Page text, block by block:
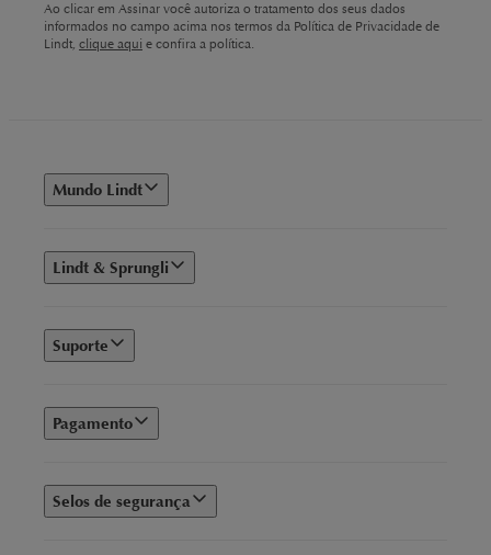
Ao clicar em Assinar você autoriza o tratamento dos seus dados
informados no campo acima nos termos da Política de Privacidade de
Lindt, clique aqui e confira a política.
Mundo Lindt
Lindt & Sprungli
Suporte
Pagamento
Selos de segurança